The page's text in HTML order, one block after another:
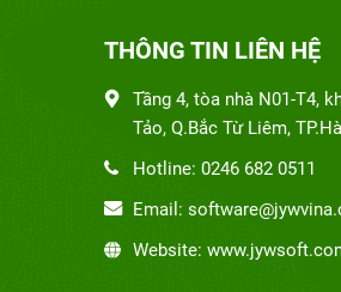
THÔNG TIN LIÊN HỆ
Tầng 4, tòa nhà N01-T4,
Tảo, Q.Bắc Từ Liêm,
Hotline: 0246 682 0511
Email:
Website: